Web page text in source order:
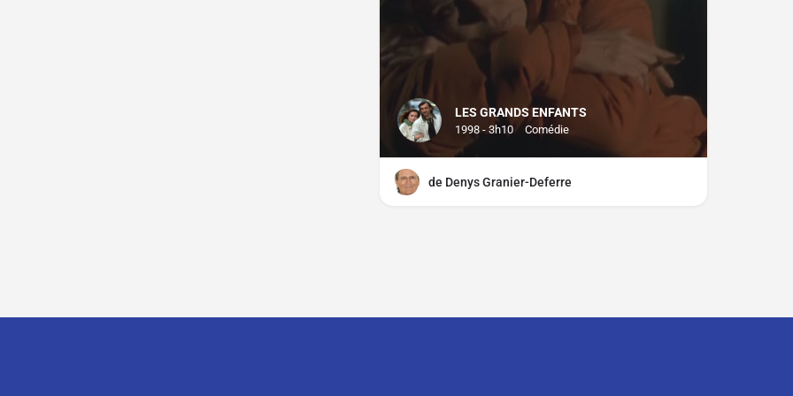
LES GRANDS ENFANTS
1998 - 3h10 Comédie
de Denys Granier-Deferre